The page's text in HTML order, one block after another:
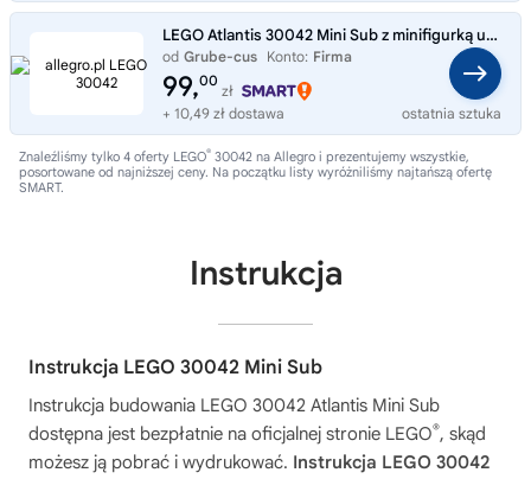
LEGO Atlantis 30042 Mini Sub z minifigurką unikatowy zestaw NOWY
od Grube-cus Konto: Firma
99,00
zł
+ 10,49 zł dostawa
ostatnia sztuka
Znaleźliśmy tylko 4 oferty LEGO® 30042 na Allegro i prezentujemy wszystkie,
posortowane od najniższej ceny. Na początku listy wyróżniliśmy najtańszą ofertę
SMART.
Instrukcja
Instrukcja LEGO 30042 Mini Sub
Instrukcja budowania LEGO 30042 Atlantis Mini Sub
dostępna jest bezpłatnie na oficjalnej stronie LEGO®, skąd
możesz ją pobrać i wydrukować. Instrukcja LEGO 30042